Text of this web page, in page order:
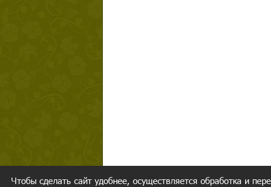
Чтобы сделать сайт удобнее, осуществляется обработка и